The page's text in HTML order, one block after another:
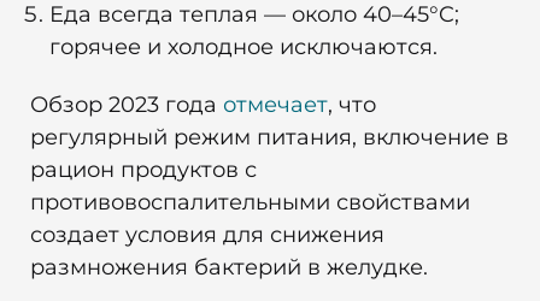
Еда всегда теплая — около 40–45°C;
горячее и холодное исключаются.
Обзор 2023 года отмечает, что
регулярный режим питания, включение в
рацион продуктов с
противовоспалительными свойствами
создает условия для снижения
размножения бактерий в желудке.